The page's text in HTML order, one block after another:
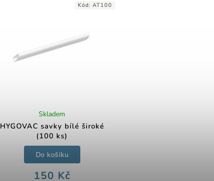
HYGOVAC savky bílé široké
(100 ks)
Skladem
150 Kč
Do košíku
Kód:AT100